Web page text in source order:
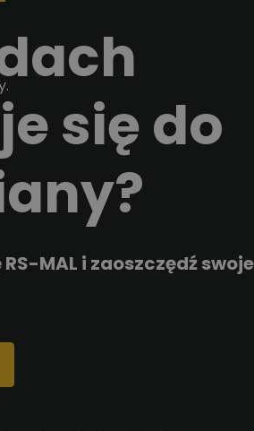
się do
MAL i zaoszczędź swoje